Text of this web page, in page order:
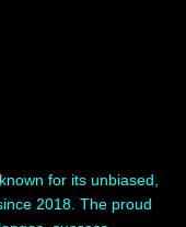
for its unbiased,
2018. The proud